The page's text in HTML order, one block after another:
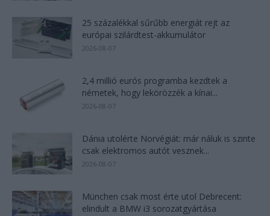
25 százalékkal sűrűbb energiát rejt az
európai szilárdtest-akkumulátor
2026-08-07
2,4 millió eurós programba kezdtek a
németek, hogy lekörözzék a kínai...
2026-08-07
Dánia utolérte Norvégiát: már náluk is szinte
csak elektromos autót vesznek...
2026-08-07
München csak most érte utol Debrecent:
elindult a BMW i3 sorozatgyártása